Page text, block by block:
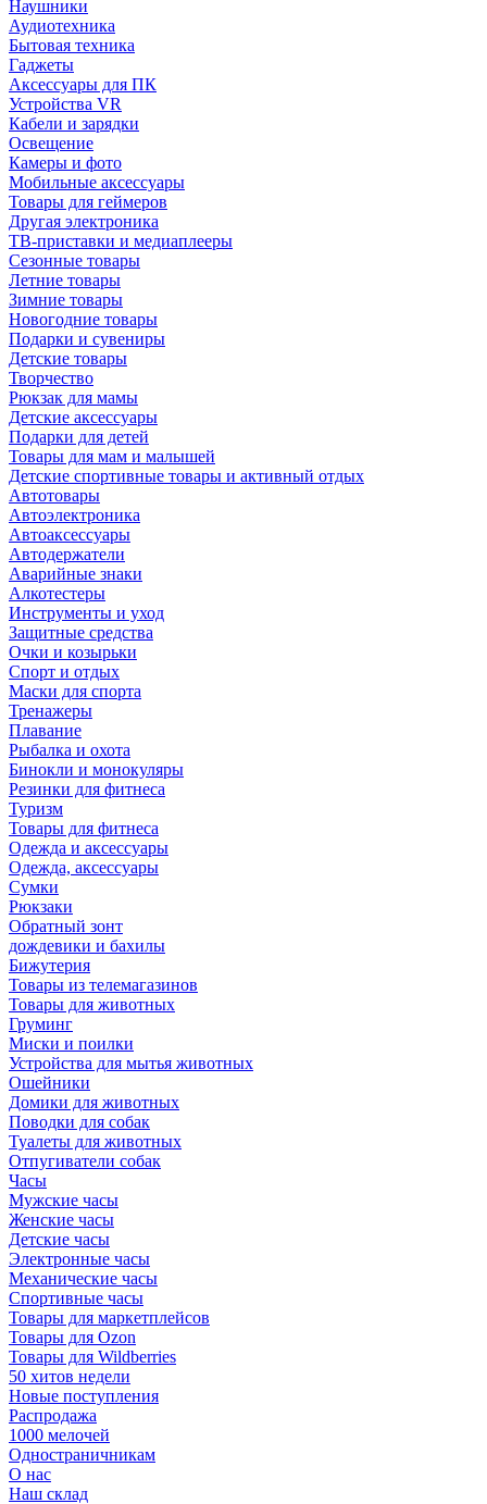
Наушники
Аудиотехника
Бытовая техника
Гаджеты
Аксессуары для ПК
Устройства VR
Кабели и зарядки
Освещение
Камеры и фото
Мобильные аксессуары
Товары для геймеров
Другая электроника
ТВ-приставки и медиаплееры
Сезонные товары
Летние товары
Зимние товары
Новогодние товары
Подарки и сувениры
Детские товары
Творчество
Рюкзак для мамы
Детские аксессуары
Подарки для детей
Товары для мам и малышей
Детские спортивные товары и активный отдых
Автотовары
Автоэлектроника
Автоаксессуары
Автодержатели
Аварийные знаки
Алкотестеры
Инструменты и уход
Защитные средства
Очки и козырьки
Спорт и отдых
Маски для спорта
Тренажеры
Плавание
Рыбалка и охота
Бинокли и монокуляры
Резинки для фитнеса
Туризм
Товары для фитнеса
Одежда и аксессуары
Одежда, аксессуары
Сумки
Рюкзаки
Обратный зонт
дождевики и бахилы
Бижутерия
Товары из телемагазинов
Товары для животных
Груминг
Миски и поилки
Устройства для мытья животных
Ошейники
Домики для животных
Поводки для собак
Туалеты для животных
Отпугиватели собак
Часы
Мужские часы
Женские часы
Детские часы
Электронные часы
Механические часы
Спортивные часы
Товары для маркетплейсов
Товары для Ozon
Товары для Wildberries
50 хитов недели
Новые поступления
Распродажа
1000 мелочей
Одностраничникам
О нас
Наш склад